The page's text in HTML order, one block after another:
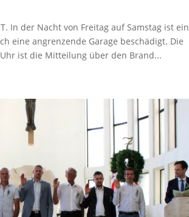
In der Nacht von Freitag auf Samstag ist ein
eine angrenzende Garage beschädigt. Die
ist die Mitteilung über den Brand...